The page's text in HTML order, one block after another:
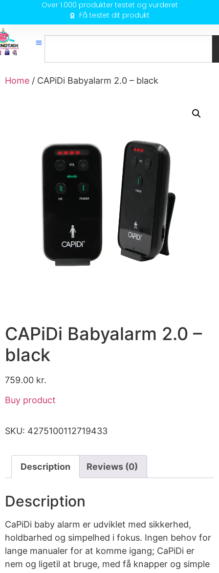
Over 1.000 produkter testet og vurderet
Få testet dit produkt
Home / CAPiDi Babyalarm 2.0 – black
CAPiDi Babyalarm 2.0 –
black
759.00 kr.
Buy product
SKU: 4275100112719433
Description Reviews (0)
Description
CaPiDi baby alarm er udviklet med sikkerhed,
holdbarhed og simpelhed i fokus. Ingen behov for
lange manualer for at komme igang; CaPiDi er
nem og ligetil at bruge, med få knapper og simple